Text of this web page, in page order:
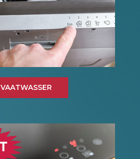
VAATWASSER